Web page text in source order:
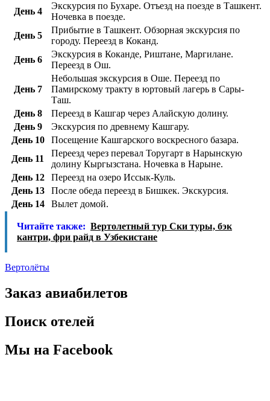
День 4
Экскурсия по Бухаре. Отъезд на поезде в Ташкент.
Ночевка в поезде.
День 5
Прибытие в Ташкент. Обзорная экскурсия по
городу. Переезд в Коканд.
День 6
Экскурсия в Коканде, Риштане, Маргилане.
Переезд в Ош.
День 7
Небольшая экскурсия в Оше. Переезд по
Памирскому тракту в юртовый лагерь в Сары-
Таш.
День 8
Переезд в Кашгар через Алайскую долину.
День 9
Экскурсия по древнему Кашгару.
День 10
Посещение Кашгарского воскресного базара.
День 11
Переезд через перевал Торугарт в Нарынскую
долину Кыргызстана. Ночевка в Нарыне.
День 12
Переезд на озеро Иссык-Куль.
День 13
После обеда переезд в Бишкек. Экскурсия.
День 14
Вылет домой.
Читайте также: Вертолетный тур Ски туры, бэк
кантри, фри райд в Узбекистане
Вертолёты
Заказ авиабилетов
Поиск отелей
Мы на Facebook